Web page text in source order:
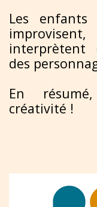
Les enfants
interprètent
des
En
créativité !